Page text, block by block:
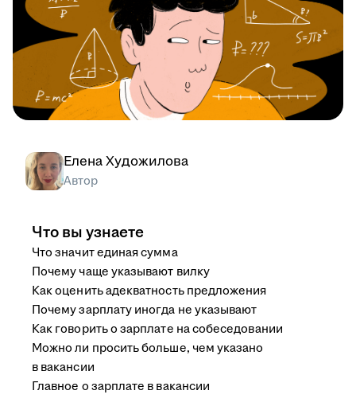
Елена Художилова
Автор
Что вы узнаете
Что значит единая сумма
Почему чаще указывают вилку
Как оценить адекватность предложения
Почему зарплату иногда не указывают
Как говорить о зарплате на собеседовании
Можно ли просить больше, чем указано
в вакансии
Главное о зарплате в вакансии